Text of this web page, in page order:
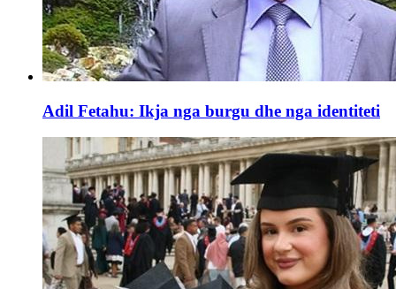
Adil Fetahu: Ikja nga burgu dhe nga identiteti